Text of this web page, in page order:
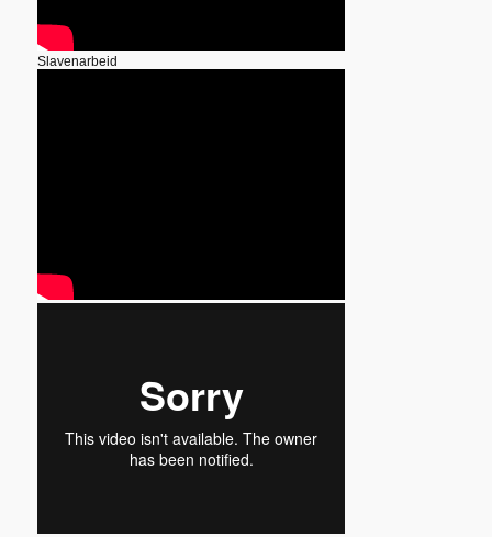
Slavenarbeid